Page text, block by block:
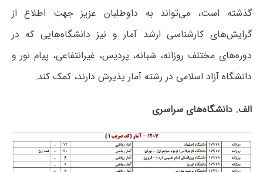
گذشته است، می‌تواند به داوطلبان عزیز جهت اطلاع از
گرایش‌های کارشناسی ارشد آمار و نیز دانشگاه‌هایی که در
دوره‌های مختلف روزانه، شبانه، پردیس، غیرانتفاعی، پیام نور و
دانشگاه آزاد اﺳﻼمی در رشته آمار پذیرش دارند، کمک کند.
الف. دانشگاه‌های سراسری